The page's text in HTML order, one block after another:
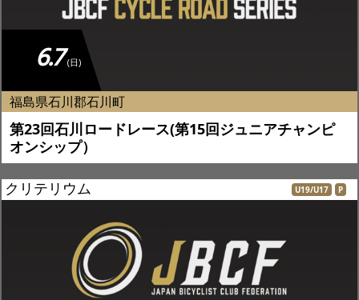
6.7 (日)
福島県石川郡石川町
第23回石川ロードレース(第15回ジュニアチャンピ
オンシップ）
クリテリウム U19/U17 P